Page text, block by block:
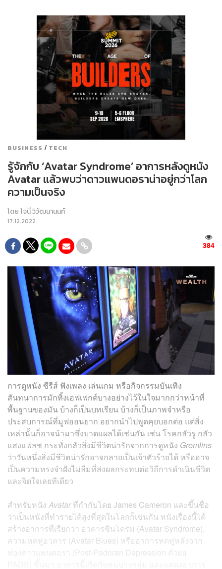
BUSINESS / TECH
รู้จักกับ ‘Avatar Syndrome’ อาการหลังดูหนัง
Avatar แล้วพบว่าดาวแพนดอราน่าอยู่กว่าโลก
ความเป็นจริง
โดยโจนี่ วิวัฒนานนท์
17.12.2022
384
การดูหนัง ซีรีส์ ฟังเพลง เล่นเกม หรือกิจกรรมบันเทิง
สันทนาการมักทิ้งเอฟเฟกต์บางอย่างไว้ในใจมากกว่าหน้าที่
พื้นฐานของมัน บ้างก็เป็นบทเรียน บ้างก็เป็นภาพจำหรือ
ประสบการณ์ที่มูฟออนยาก อยากนำไปพูดคุยบอกต่อ แต่สิ่ง
เหล่านั้นก็อาจนำมาซึ่งบาดแผลได้เช่นกัน เช่น โรคกลัวรู กลัว
แสงแฟลช กระทั่งกลัวสิ่งมีชีวิตน่ารักจากการดูหนัง Gremlins
ว่าวันหนึ่งสิ่งมีชีวิตน่ารักอาจกลายเป็นเจ้าตัวร้ายได้ หรืออาจ
เป็นความทรงจำฝังไม่ลืมที่ส่งผลกระทบต่อวิถีการดำเนินชีวิต
และจิตใจเลยทีเดียว
สำหรับหนัง Avatarที่กำกับโดย James Cameron และขึ้นชื่อ
ว่าเป็นหนังที่ทำรายได้สูงที่สุดในโลกก็เช่นกัน หนังเรื่องนี้ได้
สร้างอาการที่เรียกว่า อวตารซินโดรม (Avatar Syndrome),
ความหดหู่อวตาร (Avatar Blues) หรืออาการหดหู่หลังจาก
ท่องดาวแพนดอรา (Post-Padoran Depression ตัวย่อ